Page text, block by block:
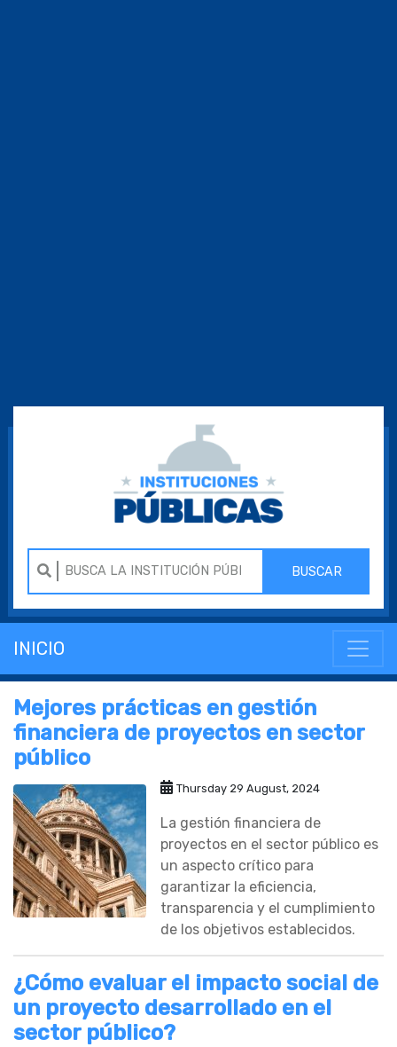
BUSCAR
INICIO
Mejores prácticas en gestión
financiera de proyectos en sector
público
Thursday 29 August, 2024
La gestión financiera de
proyectos en el sector público es
un aspecto crítico para
garantizar la eficiencia,
transparencia y el cumplimiento
de los objetivos establecidos.
¿Cómo evaluar el impacto social de
un proyecto desarrollado en el
sector público?